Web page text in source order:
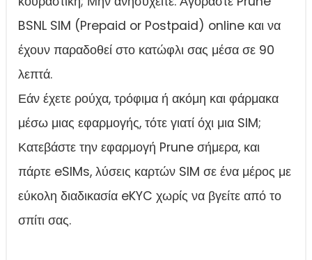
BSNL SIM (Prepaid or Postpaid) online και να
έχουν παραδοθεί στο κατώφλι σας μέσα σε 90
λεπτά.
Εάν έχετε ρούχα, τρόφιμα ή ακόμη και φάρμακα
μέσω μιας εφαρμογής, τότε γιατί όχι μια SIM;
Κατεβάστε την εφαρμογή Prune σήμερα, και
πάρτε eSIMs, λύσεις καρτών SIM σε ένα μέρος με
εύκολη διαδικασία eKYC χωρίς να βγείτε από το
σπίτι σας.